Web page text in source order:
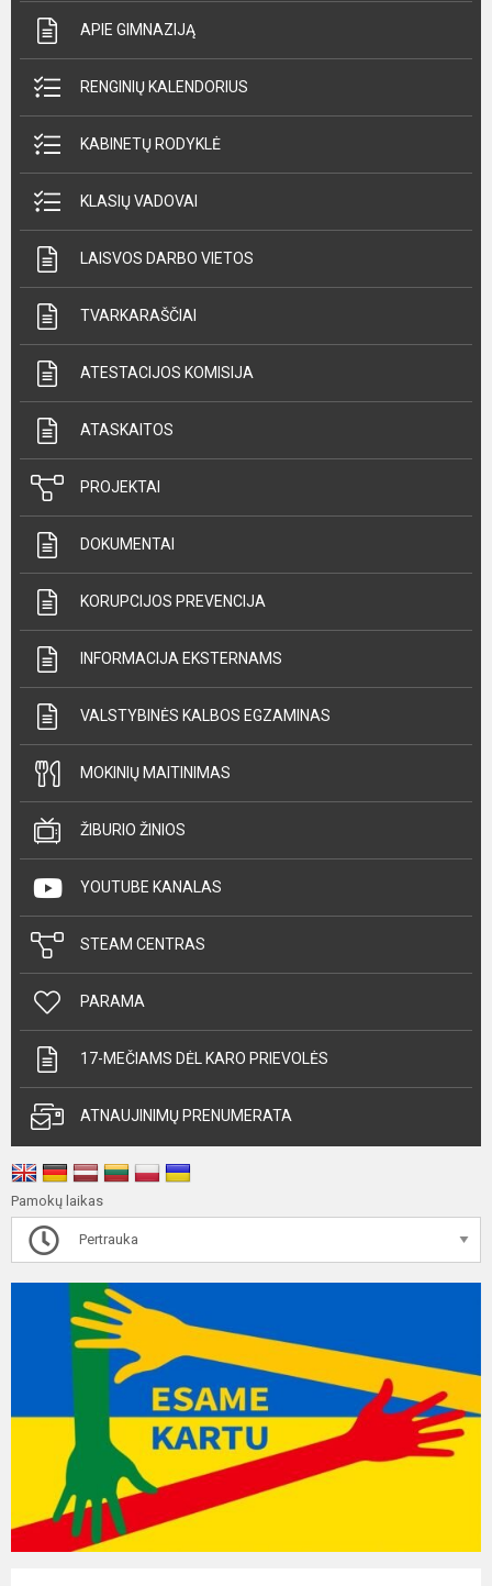
APIE GIMNAZIJĄ
RENGINIŲ KALENDORIUS
KABINETŲ RODYKLĖ
KLASIŲ VADOVAI
LAISVOS DARBO VIETOS
TVARKARAŠČIAI
ATESTACIJOS KOMISIJA
ATASKAITOS
PROJEKTAI
DOKUMENTAI
KORUPCIJOS PREVENCIJA
INFORMACIJA EKSTERNAMS
VALSTYBINĖS KALBOS EGZAMINAS
MOKINIŲ MAITINIMAS
ŽIBURIO ŽINIOS
YOUTUBE KANALAS
STEAM CENTRAS
PARAMA
17-MEČIAMS DĖL KARO PRIEVOLĖS
ATNAUJINIMŲ PRENUMERATA
Pamokų laikas
Pertrauka